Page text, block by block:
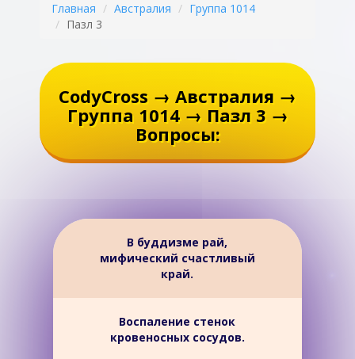
Главная Австралия
Группа 1014
Пазл 3
CodyCross → Австралия →
Группа 1014 → Пазл 3 →
Вопросы:
В буддизме рай,
мифический счастливый
край.
Воспаление стенок
кровеносных сосудов.